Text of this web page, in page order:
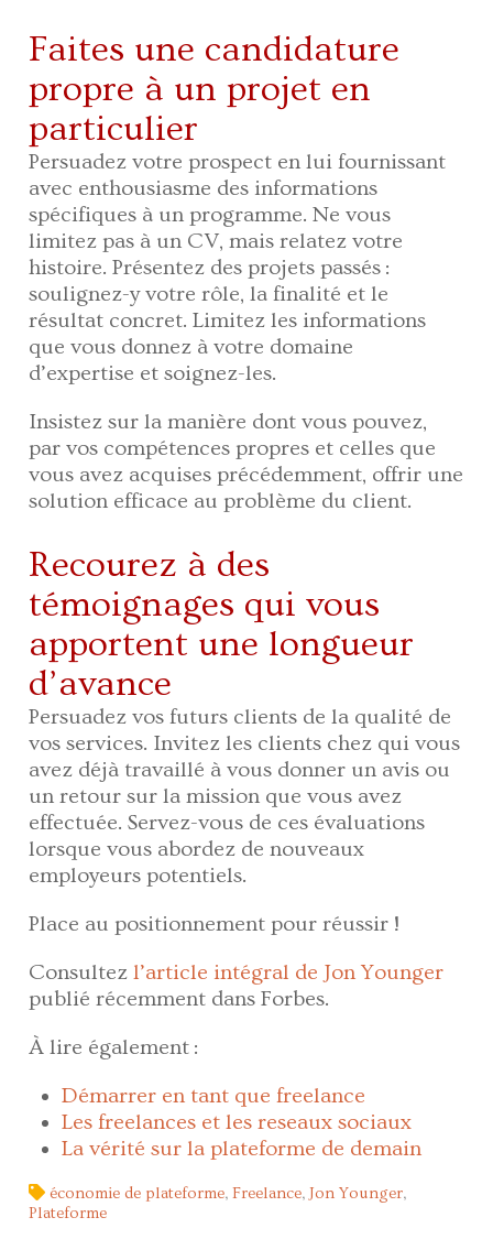
Faites une candidature
propre à un projet en
particulier
Persuadez votre prospect en lui fournissant
avec enthousiasme des informations
spécifiques à un programme. Ne vous
limitez pas à un CV, mais relatez votre
histoire. Présentez des projets passés :
soulignez-y votre rôle, la finalité et le
résultat concret. Limitez les informations
que vous donnez à votre domaine
d’expertise et soignez-les.
Insistez sur la manière dont vous pouvez,
par vos compétences propres et celles que
vous avez acquises précédemment, offrir une
solution efficace au problème du client.
Recourez à des
témoignages qui vous
apportent une longueur
d’avance
Persuadez vos futurs clients de la qualité de
vos services. Invitez les clients chez qui vous
avez déjà travaillé à vous donner un avis ou
un retour sur la mission que vous avez
effectuée. Servez-vous de ces évaluations
lorsque vous abordez de nouveaux
employeurs potentiels.
Place au positionnement pour réussir !
Consultez l’article intégral de Jon Younger
publié récemment dans Forbes.
À lire également :
Démarrer en tant que freelance
Les freelances et les reseaux sociaux
La vérité sur la plateforme de demain
économie de plateforme,Freelance,Jon Younger,
Plateforme